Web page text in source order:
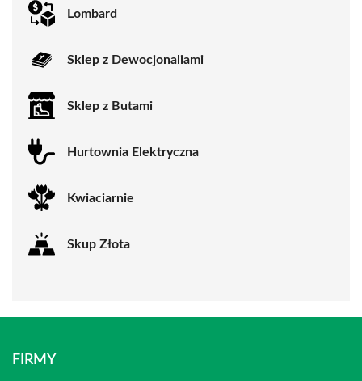
Lombard
Sklep z Dewocjonaliami
Sklep z Butami
Hurtownia Elektryczna
Kwiaciarnie
Skup Złota
FIRMY